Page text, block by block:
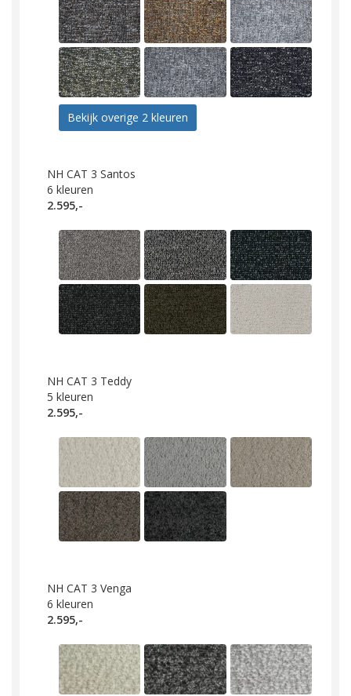
Bekijk overige 2 kleuren
NH CAT 3 Santos
6 kleuren
2.595,-
NH CAT 3 Teddy
5 kleuren
2.595,-
NH CAT 3 Venga
6 kleuren
2.595,-